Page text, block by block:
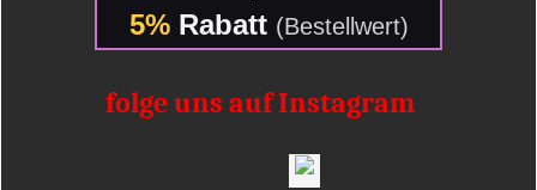
5%Rabatt (Bestellwert)
folge uns auf Instagram